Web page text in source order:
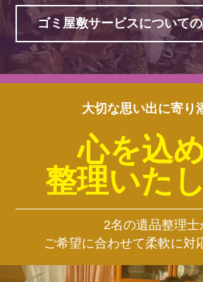
ゴミ屋敷サービスについて
大切な思い出に寄り
心を込
整理いた
2名の遺品整理士
ご希望に合わせて柔軟に対